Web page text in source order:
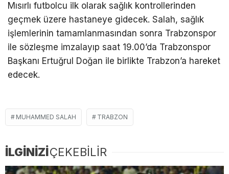
Mısırlı futbolcu ilk olarak sağlık kontrollerinden
geçmek üzere hastaneye gidecek. Salah, sağlık
işlemlerinin tamamlanmasından sonra Trabzonspor
ile sözleşme imzalayıp saat 19.00’da Trabzonspor
Başkanı Ertuğrul Doğan ile birlikte Trabzon’a hareket
edecek.
MUHAMMED SALAH TRABZON
İLGİNİZİÇEKEBİLİR